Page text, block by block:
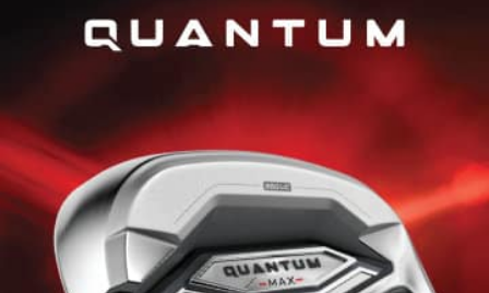
Les articlespablo ereno